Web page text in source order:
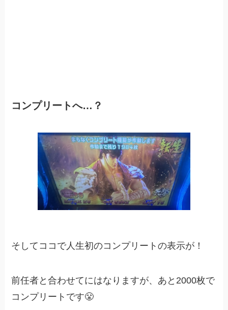
コンプリートへ…？
そしてココで人生初のコンプリートの表示が！
前任者と合わせてにはなりますが、あと2000枚で
コンプリートです😤